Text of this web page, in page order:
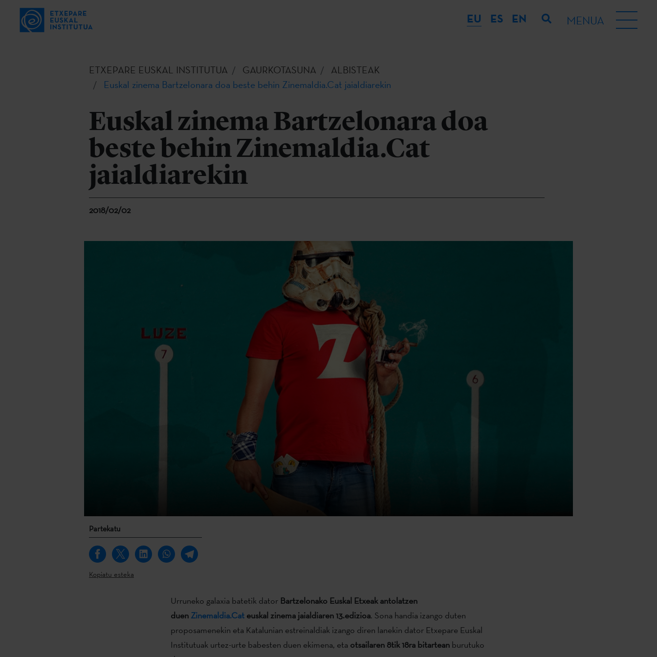
EU ES EN MENUA
ETXEPARE EUSKAL INSTITUTUA GAURKOTASUNA
ALBISTEAK
Euskal zinema Bartzelonara doa beste behin Zinemaldia.Cat jaialdiarekin
Euskal zinema Bartzelonara doa
beste behin Zinemaldia.Cat
jaialdiarekin
2018/02/02
Partekatu
Kopiatu esteka
Urruneko galaxia batetik dator Bartzelonako Euskal Etxeak antolatzen
duen Zinemaldia.Cat euskal zinema jaialdiaren 13.edizioa. Sona handia izango duten
proposamenekin eta Katalunian estreinaldiak izango diren lanekin dator Etxepare Euskal
Institutuak urtez-urte babesten duen ekimena, eta otsailaren 8tik 18ra bitarteanburutuko